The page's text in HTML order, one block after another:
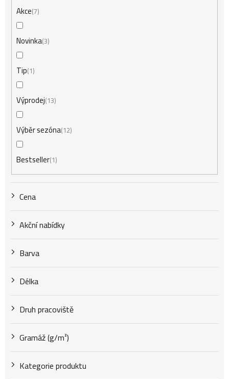
d
u
k
ů
Akce 7
Novinka3
Tip 1
Výprodej 13
Výběr sezóna 12
Bestseller 1
Cena
Akční nabídky
Barva
Délka
Druh pracoviště
Gramáž (g/m²)
Kategorie produktu